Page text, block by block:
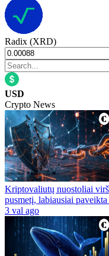
Radix (XRD)
USD
Crypto News
Kriptovaliutų nuostoliai
pusmetį, labiausiai
3 val ago